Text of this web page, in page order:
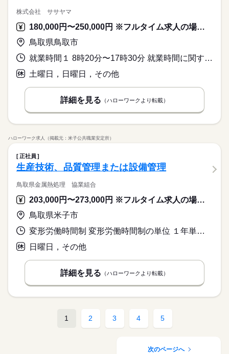
株式会社 ササヤマ
180,000円〜250,000円 ※フルタイム求人の場合は月額（換算額）、パート求人の場合は時間額を表示しています。
鳥取県鳥取市
就業時間１ 8時20分〜17時30分 就業時間に関する特記事項 ◇実働８時間
土曜日，日曜日，その他
詳細を見る （ハローワークより転載）
ハローワーク求人（掲載元：米子公共職業安定所）
正社員
生産技術、品質管理または設備管理
鳥取県金属熱処理 協業組合
203,000円〜273,000円 ※フルタイム求人の場合は月額（換算額）、パート求人の場合は時間額を表示しています。
鳥取県米子市
変形労働時間制 変形労働時間制の単位 １年単位 就業時間１ 8時20分〜17時00分 就業時間に関する特記事項 ＊入社後１年程度で夜勤の勤務あり
日曜日，その他
詳細を見る （ハローワークより転載）
1 2 3 4 5
次のページへ